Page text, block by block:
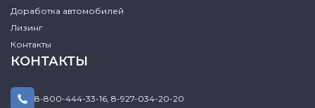
Доработка автомобилей
Лизинг
Контакты
КОНТАКТЫ
8-800-444-33-16 8-927-034-20-20